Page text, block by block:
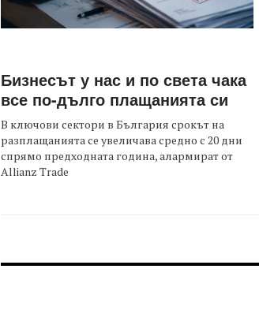
Бизнесът у нас и по света чака
все по-дълго плащанията си
В ключови сектори в България срокът на
разплащанията се увеличава средно с 20 дни
спрямо предходната година, алармират от
Allianz Trade